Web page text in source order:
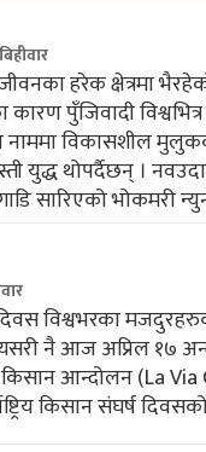
हरेक क्षेत्रमा
कारण पुँजिवादी
नाममा विकासशील
युद्ध थोपर्दैछन् ।
सारिएको भोकमरी
विश्वभरका
नै आज अप्रिल १७
किसान आन्दोलन (La
किसान संघर्ष